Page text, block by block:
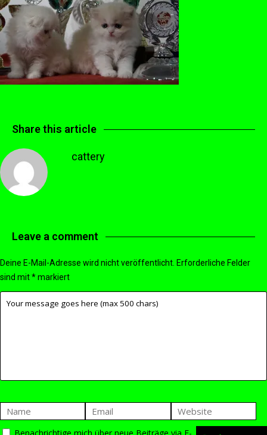
Share this article
cattery
Leave a comment
Deine E-Mail-Adresse wird nicht veröffentlicht. Erforderliche Felder
sind mit*markiert